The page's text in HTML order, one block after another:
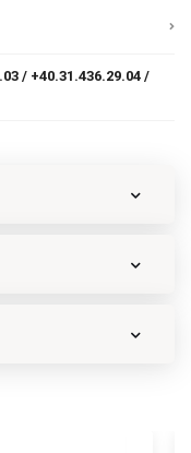
/ +40.31.436.29.04 /